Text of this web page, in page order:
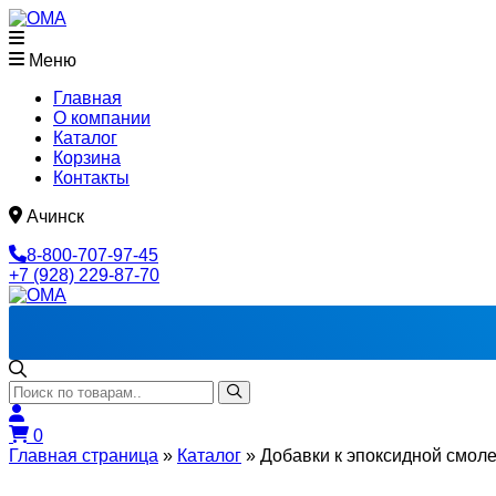
Меню
Главная
О компании
Каталог
Корзина
Контакты
Ачинск
8-800-707-97-45
+7 (928) 229-87-70
0
Главная страница » Каталог » Добавки к эпоксидной смоле